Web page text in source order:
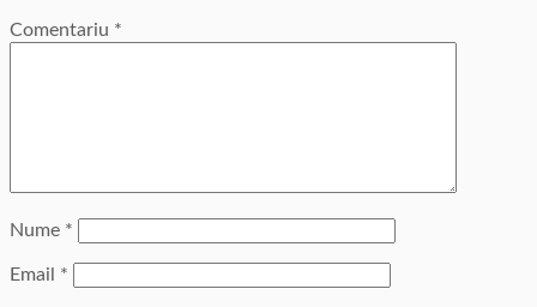
Comentariu *
Nume *
Email *